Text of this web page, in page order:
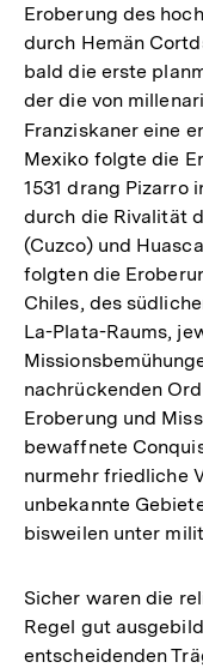
Eroberung des
durch Hemän
bald die erste
der die von
Franziskaner eine
Mexiko folgte die
1531 drang Pizarro
durch die Rivalität
(Cuzco) und
folgten die
Chiles, des
La-Plata-Raums,
nachrückenden
Eroberung und
bewaffnete
nurmehr friedliche
unbekannte
bisweilen unter
Sicher waren die
Regel gut
entscheidenden